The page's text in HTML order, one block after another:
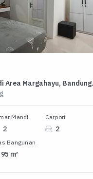
Properti
Mandi
2
Carport
2
Bangunan
95 m²